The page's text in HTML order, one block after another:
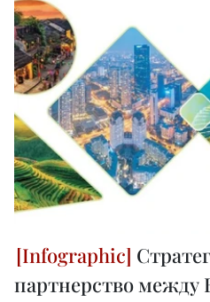
партнерство между